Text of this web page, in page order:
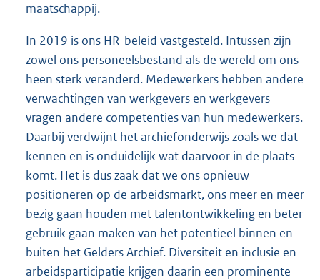
maatschappij.
In 2019 is ons HR-beleid vastgesteld. Intussen zijn
zowel ons personeelsbestand als de wereld om ons
heen sterk veranderd. Medewerkers hebben andere
verwachtingen van werkgevers en werkgevers
vragen andere competenties van hun medewerkers.
Daarbij verdwijnt het archiefonderwijs zoals we dat
kennen en is onduidelijk wat daarvoor in de plaats
komt. Het is dus zaak dat we ons opnieuw
positioneren op de arbeidsmarkt, ons meer en meer
bezig gaan houden met talentontwikkeling en beter
gebruik gaan maken van het potentieel binnen en
buiten het Gelders Archief. Diversiteit en inclusie en
arbeidsparticipatie krijgen daarin een prominente